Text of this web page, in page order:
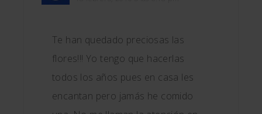
Te han quedado preciosas las
flores!!! Yo tengo que hacerlas
todos los años pues en casa les
encantan pero jamás he comido